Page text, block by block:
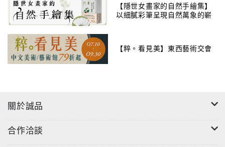
【隱世女畫家的自然手繪集】
以細膩彩筆呈現自然萬象的嶄
【粹。看見美】東西藝術交會
關於誠品
合作洽談